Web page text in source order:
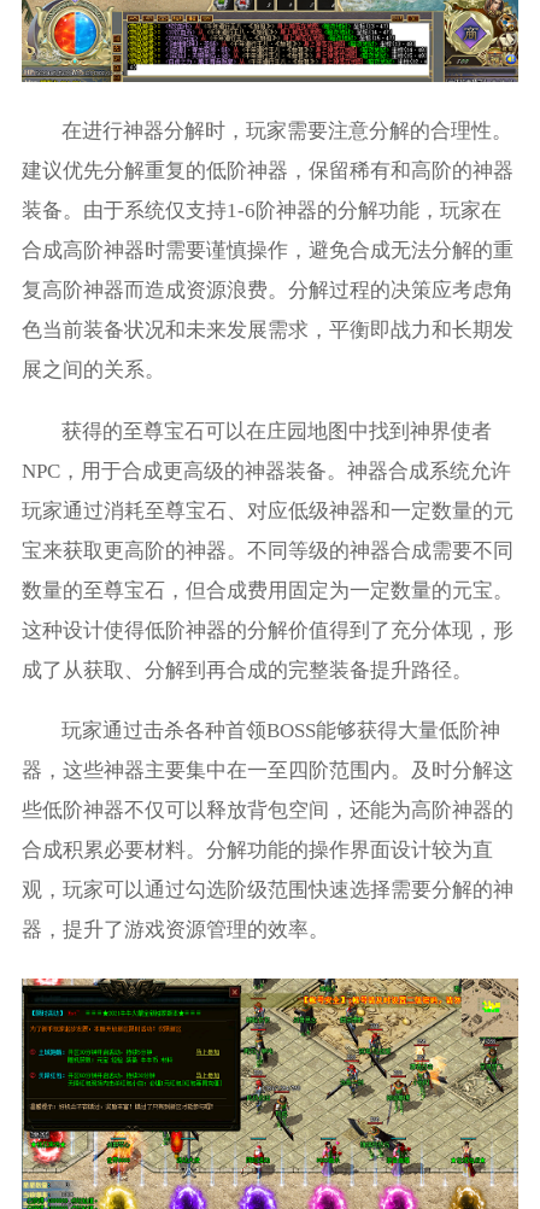
在进行神器分解时，玩家需要注意分解的合理性。
建议优先分解重复的低阶神器，保留稀有和高阶的神器
装备。由于系统仅支持1-6阶神器的分解功能，玩家在
合成高阶神器时需要谨慎操作，避免合成无法分解的重
复高阶神器而造成资源浪费。分解过程的决策应考虑角
色当前装备状况和未来发展需求，平衡即战力和长期发
展之间的关系。
获得的至尊宝石可以在庄园地图中找到神界使者
NPC，用于合成更高级的神器装备。神器合成系统允许
玩家通过消耗至尊宝石、对应低级神器和一定数量的元
宝来获取更高阶的神器。不同等级的神器合成需要不同
数量的至尊宝石，但合成费用固定为一定数量的元宝。
这种设计使得低阶神器的分解价值得到了充分体现，形
成了从获取、分解到再合成的完整装备提升路径。
玩家通过击杀各种首领BOSS能够获得大量低阶神
器，这些神器主要集中在一至四阶范围内。及时分解这
些低阶神器不仅可以释放背包空间，还能为高阶神器的
合成积累必要材料。分解功能的操作界面设计较为直
观，玩家可以通过勾选阶级范围快速选择需要分解的神
器，提升了游戏资源管理的效率。